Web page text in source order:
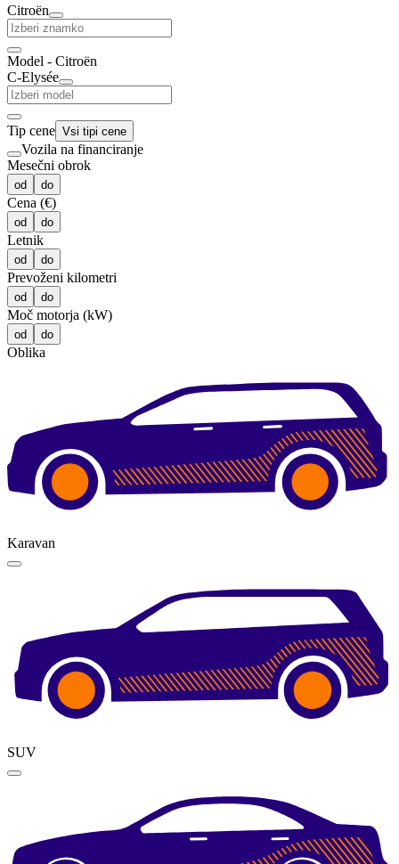
Citroën
Model - Citroën
C-Elysée
Tip cene Vsi tipi cene
Vozila na financiranje
Mesečni obrok
od do
Cena (€)
od do
Letnik
od do
Prevoženi kilometri
od do
Moč motorja (kW)
od do
Oblika
Karavan
SUV